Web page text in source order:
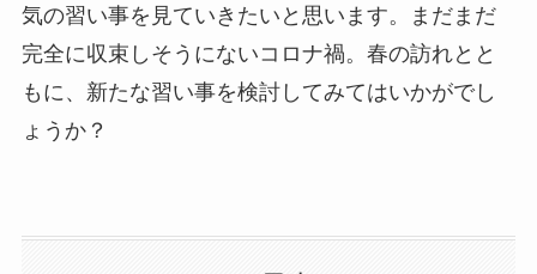
気の習い事を見ていきたいと思います。まだまだ
完全に収束しそうにないコロナ禍。春の訪れとと
もに、新たな習い事を検討してみてはいかがでし
ょうか？